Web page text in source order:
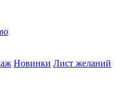
Новинки Лист желаний